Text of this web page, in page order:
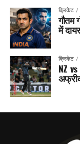
क्रिकेट
गौतम
में
क्रिकेट
NZ